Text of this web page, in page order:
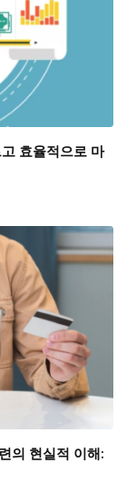
효율적으로 마
의 현실적 이해: